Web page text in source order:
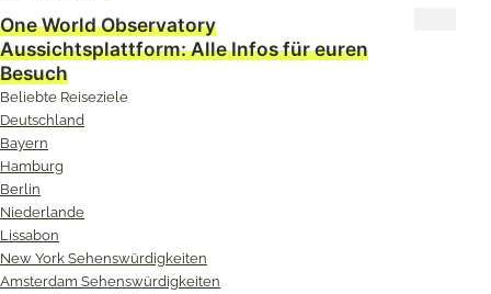
One World Observatory
Aussichtsplattform: Alle Infos für euren
Besuch
Beliebte Reiseziele
Deutschland
Bayern
Hamburg
Berlin
Niederlande
Lissabon
New York Sehenswürdigkeiten
Amsterdam Sehenswürdigkeiten